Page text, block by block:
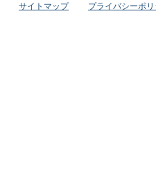
サイトマップ プライバシーポ